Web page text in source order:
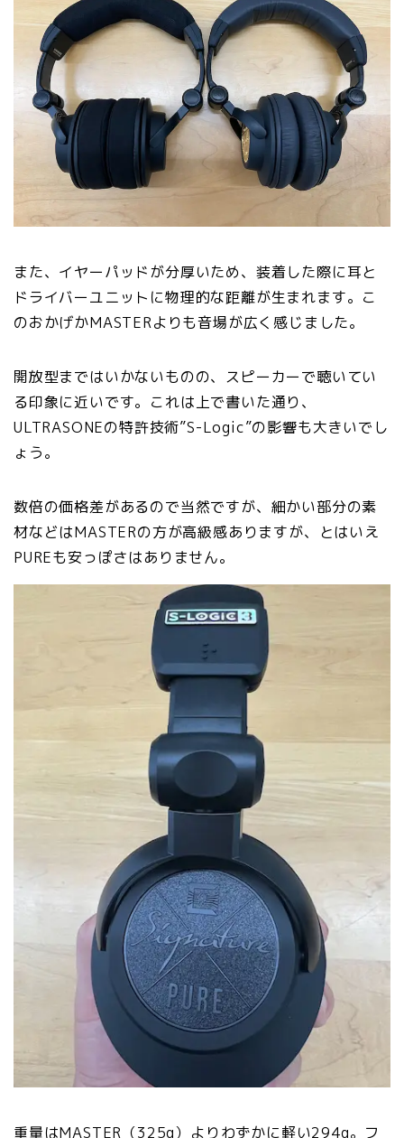
また、イヤーパッドが分厚いため、装着した際に耳と
ドライバーユニットに物理的な距離が生まれます。こ
のおかげかMASTERよりも音場が広く感じました。
開放型まではいかないものの、スピーカーで聴いてい
る印象に近いです。これは上で書いた通り、
ULTRASONEの特許技術”S-Logic”の影響も大きいでし
ょう。
数倍の価格差があるので当然ですが、細かい部分の素
材などはMASTERの方が高級感ありますが、とはいえ
PUREも安っぽさはありません。
重量はMASTER（325g）よりわずかに軽い294g。フ